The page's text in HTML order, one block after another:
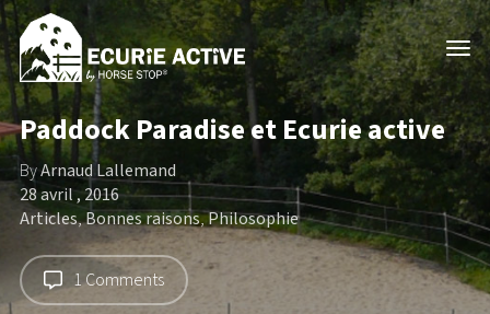
Paddock Paradise et Ecurie active
ByArnaud Lallemand
28 avril , 2016
Articles,Bonnes raisons,Philosophie
1 Comments